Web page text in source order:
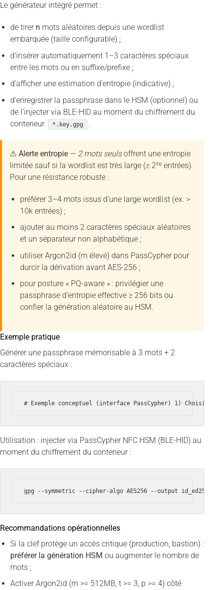
Le générateur intégré permet :
de tirer n mots aléatoires depuis une wordlist
embarquée (taille configurable) ;
d’insérer automatiquement 1–3 caractères spéciaux
entre les mots ou en suffixe/prefixe ;
d’afficher une estimation d’entropie (indicative) ;
d’enregistrer la passphrase dans le HSM (optionnel) ou
de l’injecter via BLE-HID au moment du chiffrement du
conteneur
*.key.gpg .
⚠ Alerte entropie — 2 mots seulsoffrent une entropie
limitée sauf si la wordlist est très large (≥ 2²⁰ entrées).
Pour une résistance robuste :
préférer 3–4 mots issus d’une large wordlist (ex. >
10k entrées) ;
ajouter au moins 2 caractères spéciaux aléatoires
et un séparateur non alphabétique ;
utiliser Argon2id (m élevé) dans PassCypher pour
durcir la dérivation avant AES-256 ;
pour posture « PQ-aware » : privilégier une
passphrase d’entropie effective ≥ 256 bits ou
confier la génération aléatoire au HSM.
Exemple pratique
Générer une passphrase mémorisable à 3 mots + 2
caractères spéciaux :
# Exemple conceptuel (interface PassCypher) 1)
Utilisation : injecter via PassCypher NFC HSM (BLE-HID) au
moment du chiffrement du conteneur :
gpg --symmetric --cipher-algo AES256 --output
Recommandations opérationnelles
Si la clef protège un accès critique (production, bastion) :
préférer la génération HSM ou augmenter le nombre de
mots ;
Activer Argon2id (m >= 512MB, t >= 3, p >= 4) côté